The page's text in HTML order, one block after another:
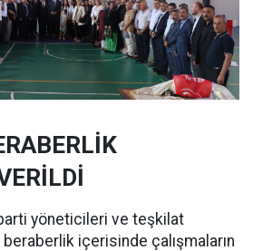
yöneticileri ve teşkilat
içerisinde çalışmaların